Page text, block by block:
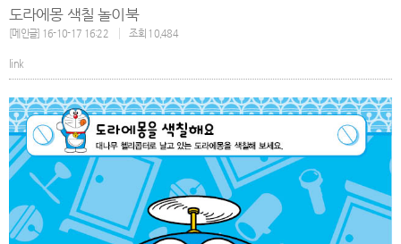
도라에몽 색칠 놀이북
[메인글] 16-10-17 16:22 조회 10,484
link